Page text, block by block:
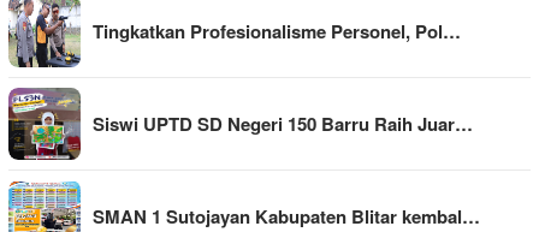
Tingkatkan Profesionalisme Personel, Pol…
Siswi UPTD SD Negeri 150 Barru Raih Juar…
SMAN 1 Sutojayan Kabupaten Blitar kembal…